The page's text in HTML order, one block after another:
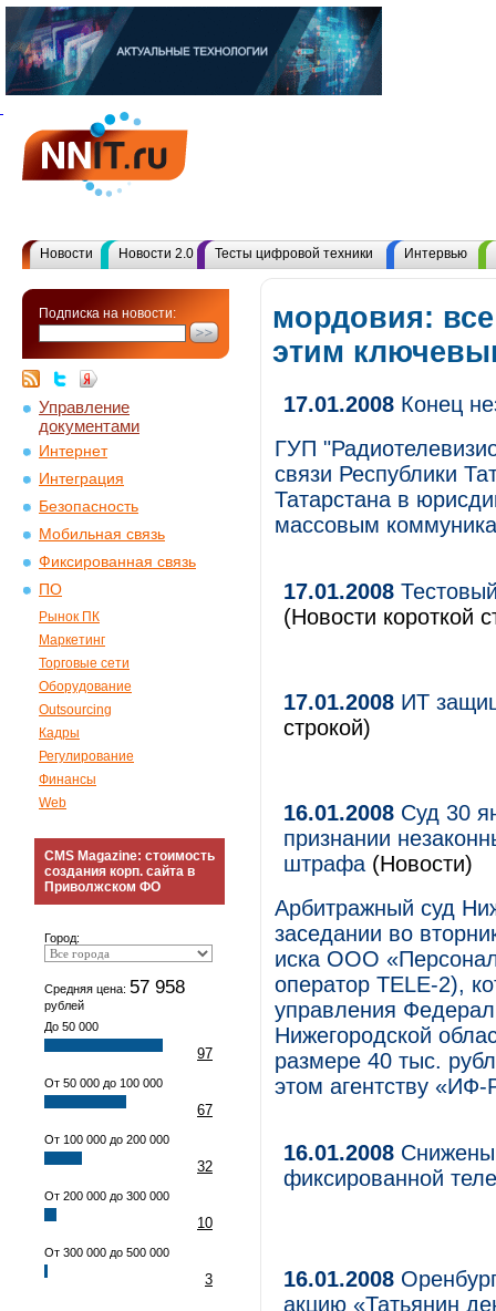
Новости Новости 2.0 Тесты цифровой техники Интервью
Подписка на новости:
Управление
документами
Интернет
Интеграция
Безопасность
Мобильная связь
Фиксированная связь
ПО
Рынок ПК
Маркетинг
Торговые сети
Оборудование
Outsourcing
Кадры
Регулирование
Финансы
Web
CMS Magazine: стоимость
создания корп. сайта в
Приволжском ФО
Город:
Средняя цена: 57 958
рублей
До 50 000
97
От 50 000 до 100 000
67
От 100 000 до 200 000
32
От 200 000 до 300 000
10
От 300 000 до 500 000
3
мордовия:
этим
17.01.2008 Конец
ГУП
связи Республики
Татарстана в
массовым
17.01.2008
(Новости короткой
17.01.2008 ИТ
строкой)
16.01.2008 Суд 30
признании
штрафа (Новости)
Арбитражный суд
заседании во
иска ООО
оператор TELE-2),
управления
Нижегородской
размере 40 тыс.
этом агентству
16.01.2008
фиксированной
16.01.2008
акцию «Татьянин